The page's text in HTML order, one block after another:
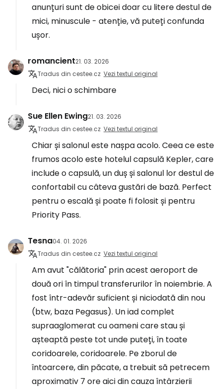
anunțuri sunt de obicei doar cu litere destul de
mici, minuscule - atenție, vă puteți confunda
ușor.
romancient21. 03. 2026
Tradus din cestee.cz Vezi textul original
Deci, nici o schimbare
Sue Ellen Ewing21. 03. 2026
Tradus din cestee.cz Vezi textul original
Chiar și salonul este nașpa acolo. Ceea ce este
frumos acolo este hotelul capsulă Kepler, care
include o capsulă, un duș și salonul lor destul de
confortabil cu câteva gustări de bază. Perfect
pentru o escală și poate fi folosit și pentru
Priority Pass.
Tesna04. 01. 2026
Tradus din cestee.cz Vezi textul original
Am avut "călătoria" prin acest aeroport de
două ori în timpul transferurilor în noiembrie. A
fost într-adevăr suficient și niciodată din nou
(btw, baza Pegasus). Un iad complet
supraaglomerat cu oameni care stau și
așteaptă peste tot unde puteți, în toate
coridoarele, coridoarele. Pe zborul de
întoarcere, din păcate, a trebuit să petrecem
aproximativ 7 ore aici din cauza întârzierii